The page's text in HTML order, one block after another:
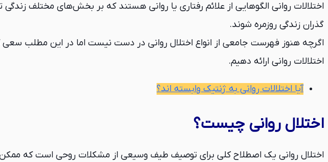
اختلالات روانی الگوهایی از علائم رفتاری یا روانی هستند که بر بخش‌های مختلف زندگی
گذران زندگی روزمره شوند.
اگرچه هنوز فهرست جامعی از انواع اختلال روانی در دست نیست اما در این مطلب
اختلالات روانی ارائه دهیم.
آیا اختلالات روانی به ژنتیک وابسته اند؟
اختلال روانی چیست؟